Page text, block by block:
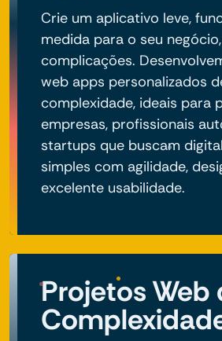
Crie um aplicativo leve,
medida para o seu
complicações.
web apps personalizados
complexidade, ideais para
empresas, profissionais
startups que buscam
simples com agilidade,
excelente usabilidade.
Projetos Web